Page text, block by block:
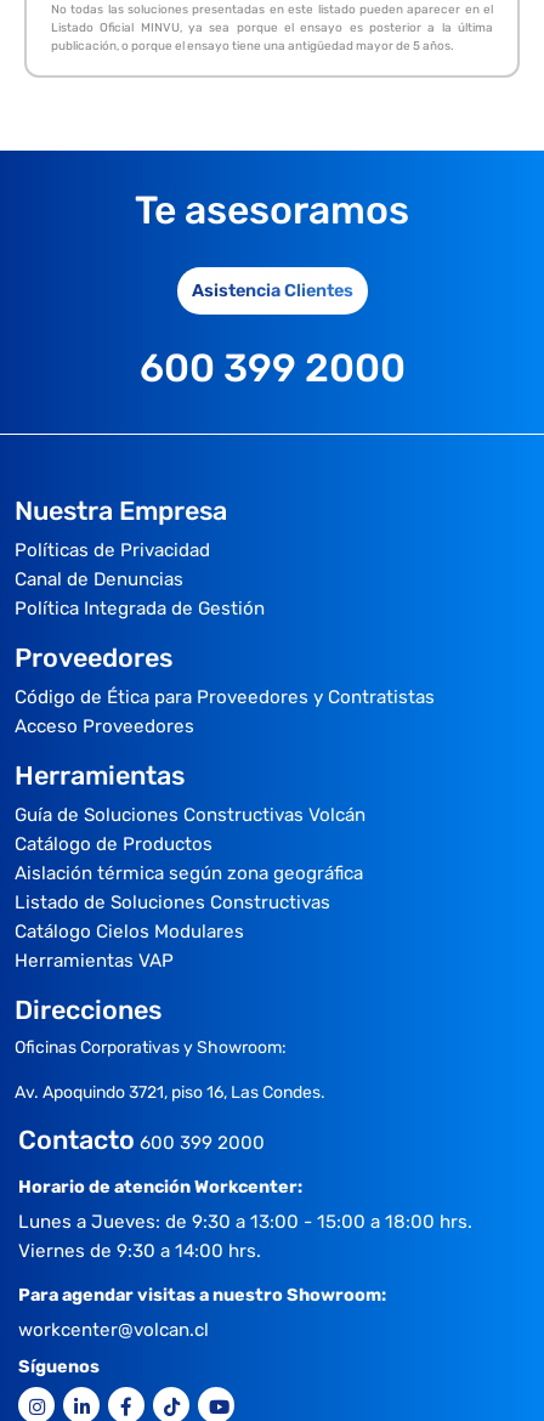
No todas las soluciones presentadas en este listado pueden aparecer en el
Listado Oficial MINVU, ya sea porque el ensayo es posterior a la última
publicación, o porque el ensayo tiene una antigüedad mayor de 5 años.
Te asesoramos
Asistencia Clientes
600 399 2000
Nuestra Empresa
Políticas de Privacidad
Canal de Denuncias
Política Integrada de Gestión
Proveedores
Código de Ética para Proveedores y Contratistas
Acceso Proveedores
Herramientas
Guía de Soluciones Constructivas Volcán
Catálogo de Productos
Aislación térmica según zona geográfica
Listado de Soluciones Constructivas
Catálogo Cielos Modulares
Herramientas VAP
Direcciones
Oficinas Corporativas y Showroom:
Av. Apoquindo 3721, piso 16, Las Condes.
Contacto 600 399 2000
Horario de atención Workcenter:
Lunes a Jueves: de 9:30 a 13:00 - 15:00 a 18:00 hrs.
Viernes de 9:30 a 14:00 hrs.
Para agendar visitas a nuestro Showroom:
workcenter@volcan.cl
Síguenos